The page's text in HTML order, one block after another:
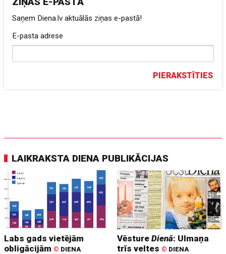
Saņem Diena.lv aktuālās ziņas e-pastā!
E-pasta adrese
PIERAKSTĪTIES
LAIKRAKSTA DIENA PUBLIKĀCIJAS
Labs gads vietējām
obligācijām © DIENA
VēstureDienā: Ulmaņa
trīs veltes © DIENA